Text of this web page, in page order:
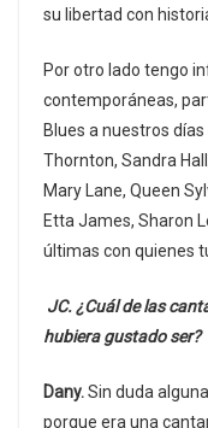
su libertad con
Por otro lado tengo
contemporáneas,
Blues a nuestros
Thornton, Sandra
Mary Lane, Queen
Etta James, Sharon
últimas con quienes
JC. ¿Cuál de las
hubiera gustado ser?
Dany.Sin duda
porque era una